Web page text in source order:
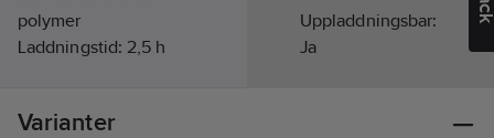
polymer
Laddningstid: 2,5 h
Mått: 42x31x10 mm
Uppladdningsbar:
Ja
Varianter